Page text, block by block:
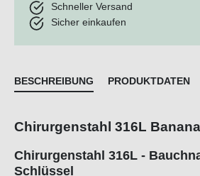
Schneller Versand
Sicher einkaufen
BESCHREIBUNG PRODUKTDATEN
Chirurgenstahl 316L
Chirurgenstahl 316L -
Schlüssel